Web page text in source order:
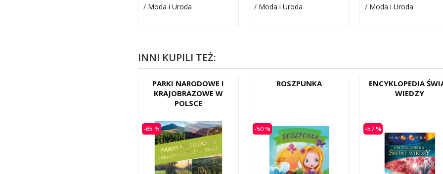
/ Moda i Uroda / Moda i Uroda / Moda i Uroda
INNI KUPILI TEŻ:
PARKI NARODOWE I
KRAJOBRAZOWE W
POLSCE
-65 %
ROSZPUNKA
-50 %
ENCYKLOPEDIA
WIEDZY
-57 %